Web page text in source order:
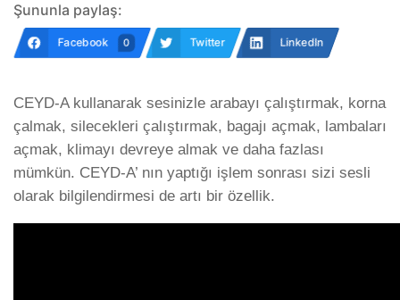
Şununla paylaş:
Facebook 0 Twitter LinkedIn
CEYD-A kullanarak sesinizle arabayı çalıştırmak, korna
çalmak, silecekleri çalıştırmak, bagajı açmak, lambaları
açmak, klimayı devreye almak ve daha fazlası
mümkün. CEYD-A’ nın yaptığı işlem sonrası sizi sesli
olarak bilgilendirmesi de artı bir özellik.